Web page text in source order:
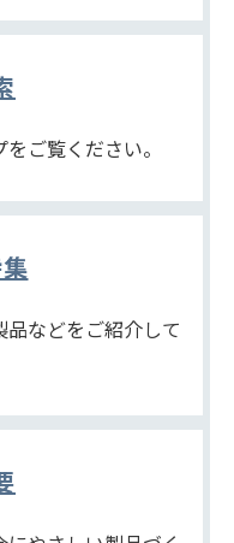
ご覧ください。
品などをご紹介して